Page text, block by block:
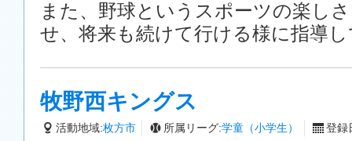
また、野球というスポーツの楽し
せ、将来も続けて行ける様に指導
牧野西キングス
活動地域:枚方市 所属リーグ:学童（小学生） 登録